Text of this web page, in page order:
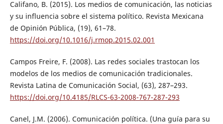
Califano, B. (2015). Los medios de comunicación, las noticias
y su influencia sobre el sistema político. Revista Mexicana
de Opinión Pública, (19), 61–78.
https://doi.org/10.1016/j.rmop.2015.02.001
Campos Freire, F. (2008). Las redes sociales trastocan los
modelos de los medios de comunicación tradicionales.
Revista Latina de Comunicación Social, (63), 287–293.
https://doi.org/10.4185/RLCS-63-2008-767-287-293
Canel, J.M. (2006). Comunicación política. (Una guía para su